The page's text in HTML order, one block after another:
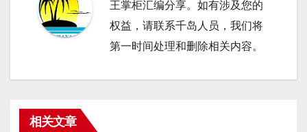
王掌柜汇编分享。如有涉及您的
权益，请联系千岛人员，我们将
第一时间处理和删除相关内容。
相关文章